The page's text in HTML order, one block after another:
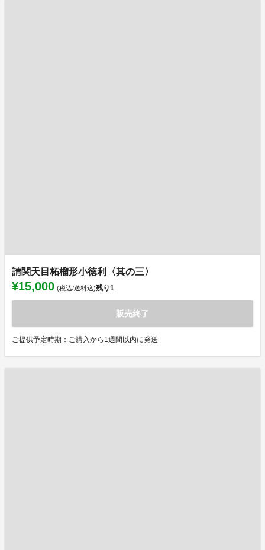
請関天目柘榴形小徳利〈其の三〉
¥15,000 (税込/送料込)残り1
販売終了
ご提供予定時期：ご購入から1週間以内に発送